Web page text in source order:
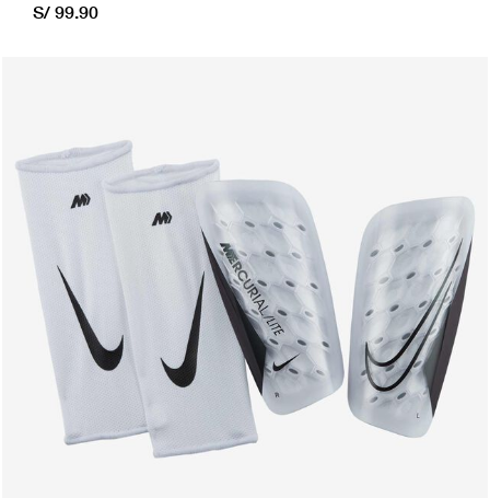
S/ 99.90